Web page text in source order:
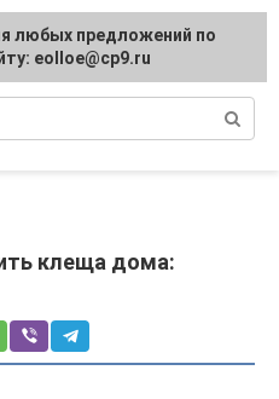
и при ЧС
клеща дома:
любых предложений по
eolloe@cp9.ru